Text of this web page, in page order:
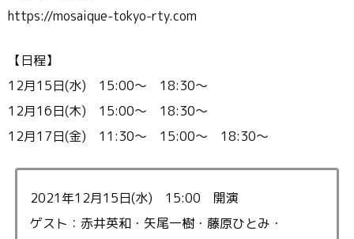
https://mosaique-tokyo-rty.com
【日程】
12月15日(水) 15:00〜 18:30〜
12月16日(木) 15:00〜 18:30〜
12月17日(金) 11:30〜 15:00〜 18:30〜
2021年12月15日(水) 15:00 開演
ゲスト：赤井英和・矢尾一樹・藤原ひとみ・